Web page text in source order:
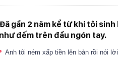
Đã gần 2 năm kể từ khi tôi
như đếm trên đầu ngón tay.
Anh tôi ném xấp tiền lên bàn rồi nói